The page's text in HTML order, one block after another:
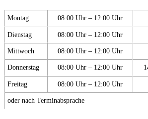
Montag 08:00 Uhr – 12:00 Uhr
Dienstag 08:00 Uhr – 12:00 Uhr
Mittwoch 08:00 Uhr – 12:00 Uhr
Donnerstag 08:00 Uhr – 12:00 Uhr
Freitag 08:00 Uhr – 12:00 Uhr
oder nach Terminabsprache